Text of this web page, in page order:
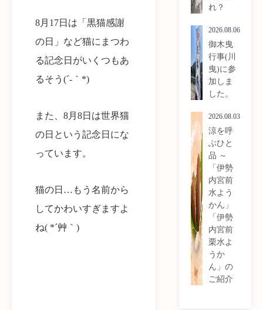
8月17日は「黒猫感謝
の日」など猫にまつわ
る記念日がいくつもあ
るそう(´-｀*)
また、8月8日は世界猫
の日という記念日にな
っています。
猫の日…もう名前から
してかわいすぎますよ
ね( *´艸｀)
れ？
2026.08.06
御木曳
行事(川
曳)に参
加しま
した。
2026.08.03
涼を呼
ぶひと
品 ～
「伊勢
内宮前
水よう
かん」
「伊勢
内宮前
栗水よ
うか
ん」の
ご紹介